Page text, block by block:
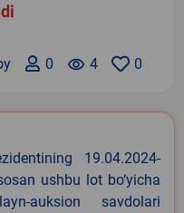
0
remove_red_eye 4
0
19.04.2024-
ushbu lot bo‘yicha
auksion savdolari